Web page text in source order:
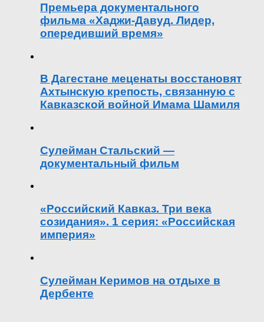
Премьера документального
фильма «Хаджи-Давуд. Лидер,
опередивший время»
В Дагестане меценаты восстановят
Ахтынскую крепость, связанную с
Кавказской войной Имама Шамиля
Сулейман Стальский —
документальный фильм
«Российский Кавказ. Три века
созидания». 1 серия: «Российская
империя»
Сулейман Керимов на отдыхе в
Дербенте